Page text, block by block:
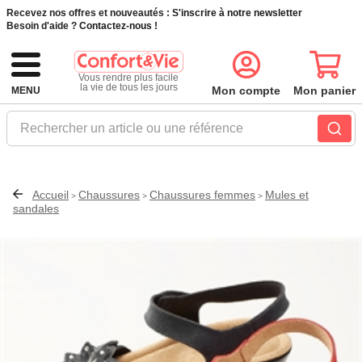
Recevez nos offres et nouveautés : S'inscrire à notre newsletter
Besoin d'aide ? Contactez-nous !
MENU
Vous rendre plus facile
la vie de tous les jours
Rechercher un article ou une référence
Mon compte Mon panier
Accueil > Chaussures > Chaussures femmes > Mules et
sandales